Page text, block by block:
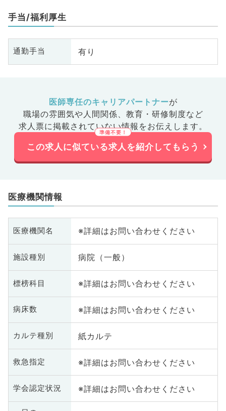
手当/福利厚生
通勤手当 有り
医師専任のキャリアパートナーが
職場の雰囲気や人間関係、 教育・研修制度など
求人票に掲載されていない情報をお伝えします。
この求人に似ている求人を紹介してもらう
医療機関情報
医療機関名 ※詳細はお問い合わせください
施設種別 病院（一般）
標榜科目 ※詳細はお問い合わせください
病床数 ※詳細はお問い合わせください
カルテ種別 紙カルテ
救急指定 ※詳細はお問い合わせください
学会認定状況 ※詳細はお問い合わせください